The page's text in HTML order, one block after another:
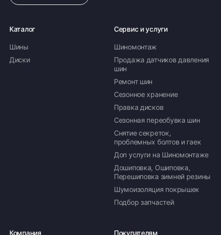
Каталог
Шины
Диски
Сервис и услуги
Шиномонтаж
Продажа датчиков давления
шин
Ремонт шин
Сезонное хранение
Правка дисков
Сезонная переобувка шин
Снятие секреток,
проблемных болтов и гаек
Доп услуги на Шиномонтаже
Дошиповка, Ошиповка,
Перешиповка зимней резины
Шумоизоляция покрышек
Подбор запчастей
Компания Покупателям